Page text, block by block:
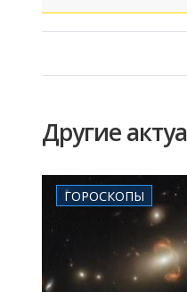
Другие
ГОРОСКОПЫ